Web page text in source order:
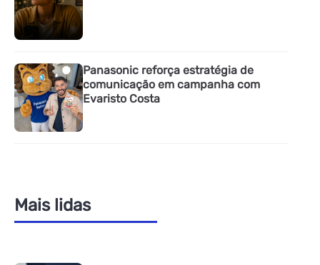
Panasonic reforça estratégia de
comunicação em campanha com
Evaristo Costa
Mais lidas